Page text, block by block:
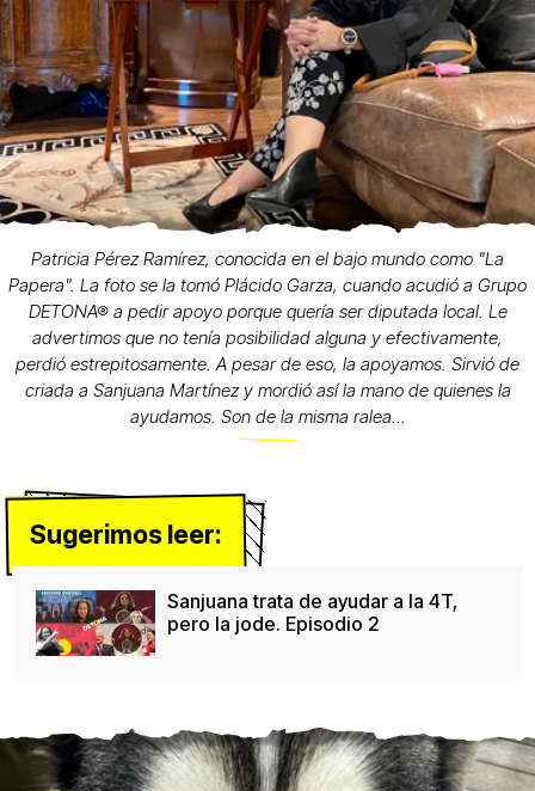
Patricia Pérez Ramírez, conocida en el bajo mundo como "La
Papera". La foto se la tomó Plácido Garza, cuando acudió a Grupo
DETONA® a pedir apoyo porque quería ser diputada local. Le
advertimos que no tenía posibilidad alguna y efectivamente,
perdió estrepitosamente. A pesar de eso, la apoyamos. Sirvió de
criada a Sanjuana Martínez y mordió así la mano de quienes la
ayudamos. Son de la misma ralea...
Sugerimos leer:
Sanjuana trata de ayudar a la 4T,
pero la jode. Episodio 2